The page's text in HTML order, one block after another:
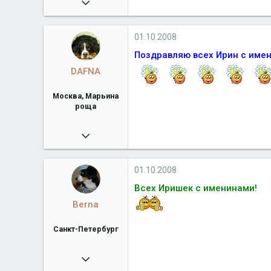
2 070
Дубна
DAFNA
Москва, Марьина
роща
09.08.2008
7 194
01.10.2008
Поздравляю всех Ирин с
Berna
Санкт-Петербург
21.05.2008
01.10.2008
Всех Иришек с именинами!